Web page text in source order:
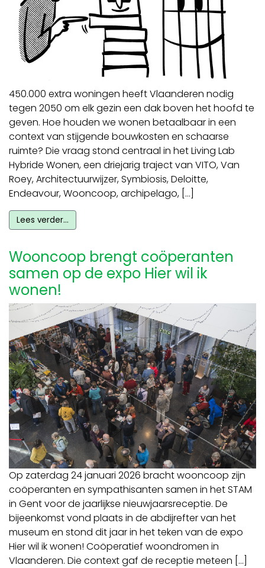
450.000 extra woningen heeft Vlaanderen nodig
tegen 2050 om elk gezin een dak boven het hoofd te
geven. Hoe houden we wonen betaalbaar in een
context van stijgende bouwkosten en schaarse
ruimte? Die vraag stond centraal in het Living Lab
Hybride Wonen, een driejarig traject van VITO, Van
Roey, Architectuurwijzer, Symbiosis, Deloitte,
Endeavour, Wooncoop, archipelago, […]
Lees verder…
Wooncoop brengt coöperanten
samen op de expo Hier wil ik
wonen!
Op zaterdag 24 januari 2026 bracht wooncoop zijn
coöperanten en sympathisanten samen in het STAM
in Gent voor de jaarlijkse nieuwjaarsreceptie. De
bijeenkomst vond plaats in de abdijrefter van het
museum en stond dit jaar in het teken van de expo
Hier wil ik wonen! Coöperatief woondromen in
Vlaanderen. Die context gaf de receptie meteen […]